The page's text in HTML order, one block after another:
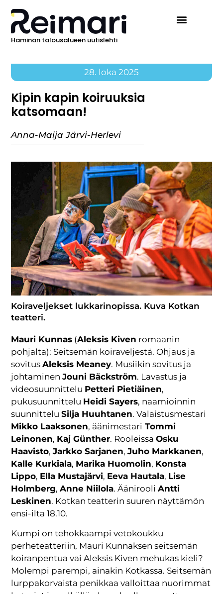
Haminan talousalueen uutislehti
28. loka 2025
Kipin kapin koiruuksia
katsomaan!
Anna-Maija Järvi-Herlevi
Koiraveljekset lukkarinopissa. Kuva Kotkan
teatteri.
Mauri Kunnas (Aleksis Kiven romaanin
pohjalta): Seitsemän koiraveljestä. Ohjaus ja
sovitusAleksis Meaney. Musiikin sovitus ja
johtaminenJouni Bäckström. Lavastus ja
videosuunnittelu Petteri Pietiäinen,
pukusuunnittelu Heidi Sayers, naamioinnin
suunnitteluSilja Huuhtanen. Valaistusmestari
Mikko Laaksonen, äänimestari Tommi
Leinonen, Kaj Günther. RooleissaOsku
Haavisto,Jarkko Sarjanen,Juho Markkanen,
Kalle Kurkiala, Marika Huomolin, Konsta
Lippo, Ella Mustajärvi, Eeva Hautala, Lise
Holmberg,Anne Niilola. ÄänirooliAntti
Leskinen. Kotkan teatterin suuren näyttämön
ensi-ilta 18.10.
Kumpi on tehokkaampi vetokoukku
perheteatteriin, Mauri Kunnaksen seitsemän
koiranpentua vai Aleksis Kiven mehukas kieli?
Molempi parempi, ainakin Kotkassa. Seitsemän
lurppakorvaista penikkaa valloittaa nuorimmat